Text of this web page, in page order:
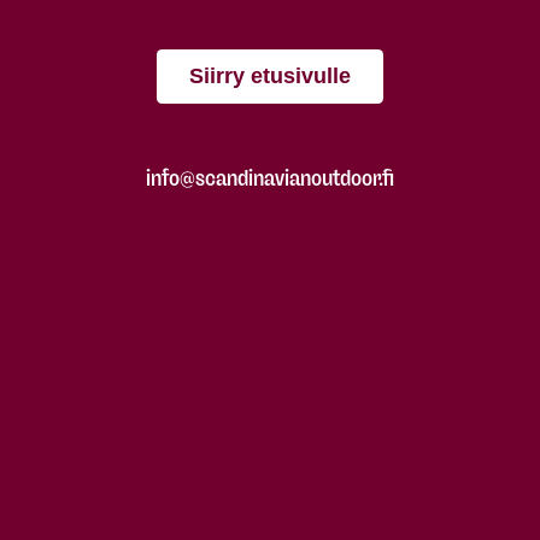
Siirry etusivulle
info@scandinavianoutdoor.fi